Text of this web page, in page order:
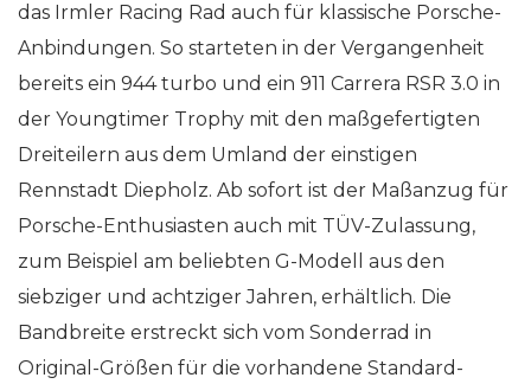
das Irmler Racing Rad auch für klassische Porsche-
Anbindungen. So starteten in der Vergangenheit
bereits ein 944 turbo und ein 911 Carrera RSR 3.0 in
der Youngtimer Trophy mit den maßgefertigten
Dreiteilern aus dem Umland der einstigen
Rennstadt Diepholz. Ab sofort ist der Maßanzug für
Porsche-Enthusiasten auch mit TÜV-Zulassung,
zum Beispiel am beliebten G-Modell aus den
siebziger und achtziger Jahren, erhältlich. Die
Bandbreite erstreckt sich vom Sonderrad in
Original-Größen für die vorhandene Standard-